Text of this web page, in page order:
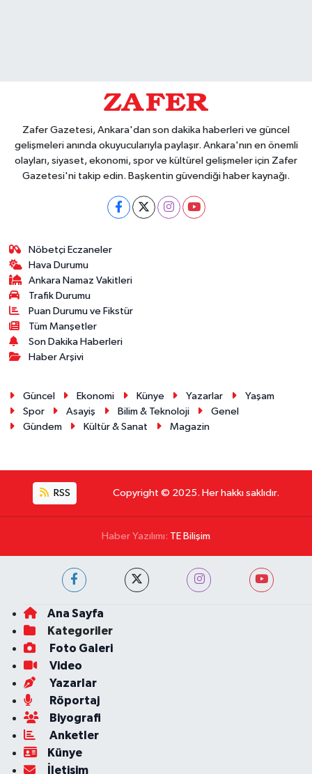
Zafer Gazetesi, Ankara'dan son dakika haberleri ve güncel
gelişmeleri anında okuyucularıyla paylaşır. Ankara'nın en önemli
olayları, siyaset, ekonomi, spor ve kültürel gelişmeler için Zafer
Gazetesi'ni takip edin. Başkentin güvendiği haber kaynağı.
Nöbetçi Eczaneler
Hava Durumu
Ankara Namaz Vakitleri
Trafik Durumu
Puan Durumu ve Fikstür
Tüm Manşetler
Son Dakika Haberleri
Haber Arşivi
Güncel Ekonomi Künye Yazarlar
Yaşam
Spor
Asayiş Bilim & Teknoloji
Genel
Gündem
Kültür & Sanat Magazin
RSS Copyright © 2025. Her hakkı saklıdır.
Haber Yazılımı: TE Bilişim
Ana Sayfa
Kategoriler
Foto Galeri
Video
Yazarlar
Röportaj
Biyografi
Anketler
Künye
İletişim